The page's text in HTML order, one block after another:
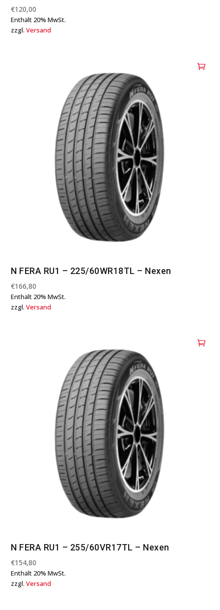
€120,00
Enthält 20% MwSt.
zzgl.Versand
N FERA RU1 – 225/60WR18TL – Nexen
€166,80
Enthält 20% MwSt.
zzgl.Versand
N FERA RU1 – 255/60VR17TL – Nexen
€154,80
Enthält 20% MwSt.
zzgl.Versand